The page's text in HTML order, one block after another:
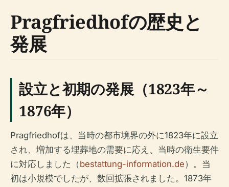
Pragfriedhofの歴史と
発展
設立と初期の発展（1823年～
1876年）
Pragfriedhofは、当時の都市境界の外に1823年に設立
され、増加する埋葬地の需要に応え、当時の衛生要件
に対応しました（bestattung-information.de）。当
初は小規模でしたが、数回拡張されました。1873年